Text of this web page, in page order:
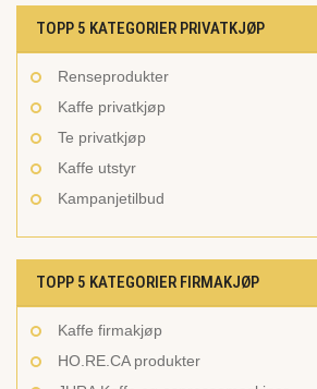
TOPP 5 KATEGORIER PRIVATKJØP
Renseprodukter
Kaffe privatkjøp
Te privatkjøp
Kaffe utstyr
Kampanjetilbud
TOPP 5 KATEGORIER FIRMAKJØP
Kaffe firmakjøp
HO.RE.CA produkter